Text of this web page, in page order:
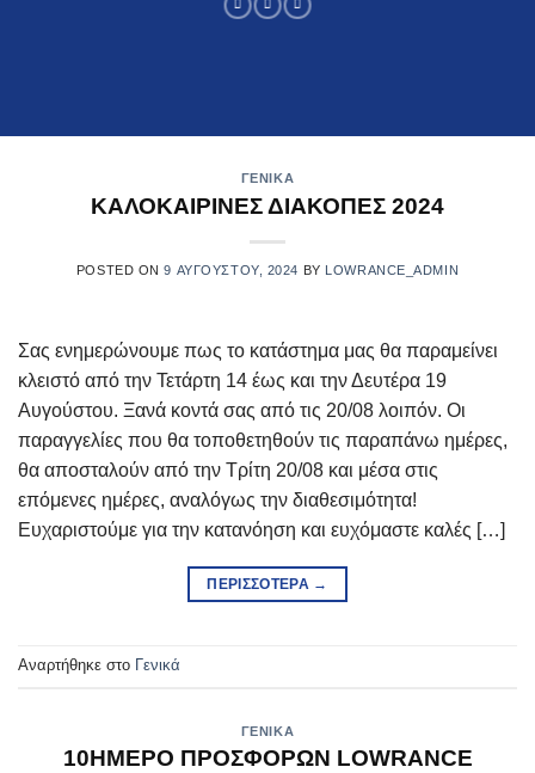
ΓΕΝΙΚΆ
ΚΑΛΟΚΑΙΡΙΝΕΣ ΔΙΑΚΟΠΕΣ 2024
POSTED ON9 ΑΥΓΟΎΣΤΟΥ, 2024 BY LOWRANCE_ADMIN
Σας ενημερώνουμε πως το κατάστημα μας θα παραμείνει
κλειστό από την Τετάρτη 14 έως και την Δευτέρα 19
Αυγούστου. Ξανά κοντά σας από τις 20/08 λοιπόν. Οι
παραγγελίες που θα τοποθετηθούν τις παραπάνω ημέρες,
θα αποσταλούν από την Τρίτη 20/08 και μέσα στις
επόμενες ημέρες, αναλόγως την διαθεσιμότητα!
Ευχαριστούμε για την κατανόηση και ευχόμαστε καλές […]
ΠΕΡΙΣΣΌΤΕΡΑ →
Αναρτήθηκε στο Γενικά
ΓΕΝΙΚΆ
10ΗΜΕΡΟ ΠΡΟΣΦΟΡΩΝ LOWRANCE